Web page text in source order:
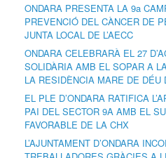
ONDARA PRESENTA LA 9a
PREVENCIÓ DEL CÀNCER DE
JUNTA LOCAL DE L’AECC
ONDARA CELEBRARÀ EL 27
SOLIDÀRIA AMB EL SOPAR A
LA RESIDÈNCIA MARE DE DÉU
EL PLE D’ONDARA RATIFICA
PAI DEL SECTOR 9A AMB EL
FAVORABLE DE LA CHX
L’AJUNTAMENT D’ONDARA